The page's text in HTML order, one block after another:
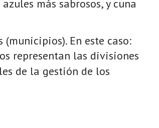
más sabrosos, y cuna
En este caso:
representan las divisiones
de la gestión de los